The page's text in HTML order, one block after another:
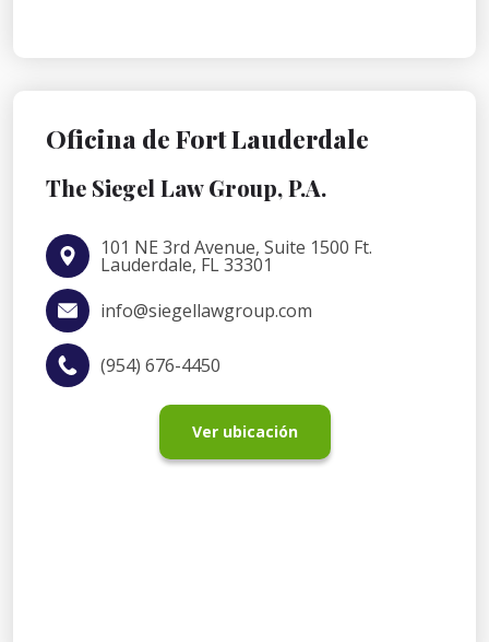
Oficina de Fort Lauderdale
The Siegel Law Group, P.A.
101 NE 3rd Avenue, Suite 1500 Ft.
Lauderdale, FL 33301
info@siegellawgroup.com
(954) 676-4450
Ver ubicación